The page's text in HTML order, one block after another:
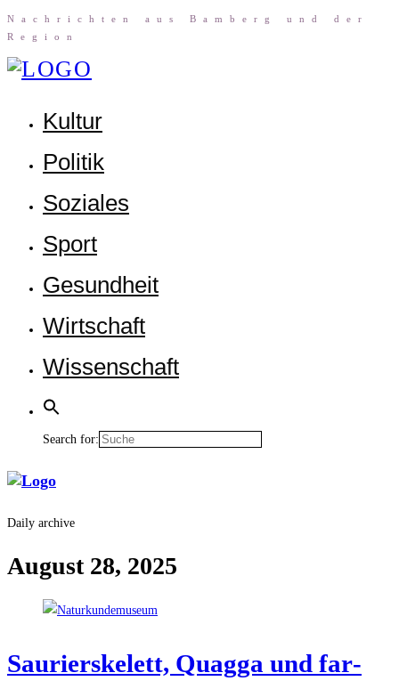
Nach­rich­ten aus Bam­berg und der
Region
Kul­tur
Poli­tik
Sozia­les
Sport
Gesund­heit
Wirt­schaft
Wis­sen­schaft
Search for:
Daily archive
August 28, 2025
Sau­ri­er­ske­lett, Quag­ga und far­